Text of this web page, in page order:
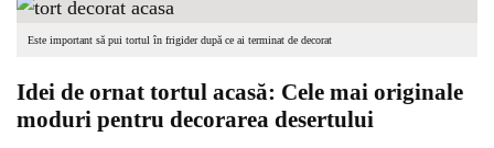
Este important să pui tortul în frigider după ce ai terminat de decorat
Idei de ornat tortul acasă: Cele mai originale
moduri pentru decorarea desertului